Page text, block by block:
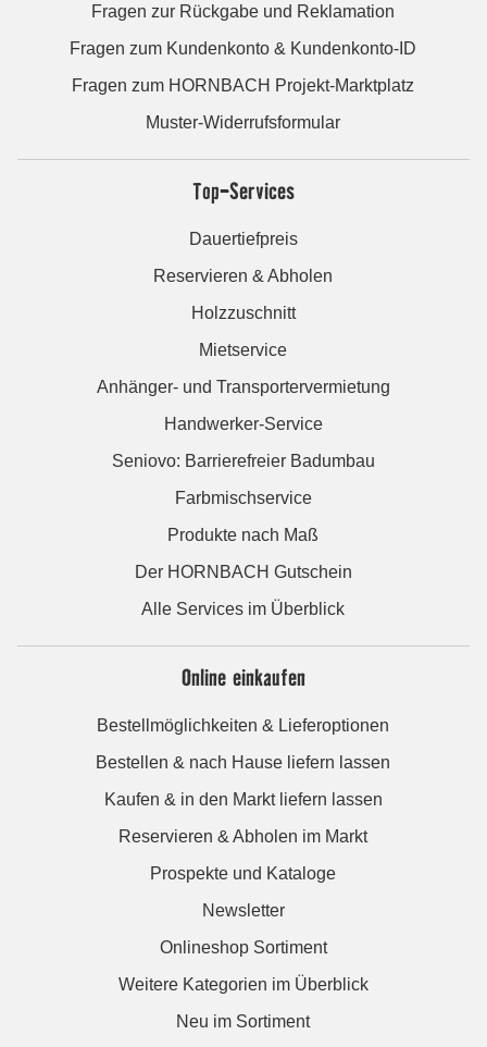
Fragen zur Rückgabe und Reklamation
Fragen zum Kundenkonto & Kundenkonto-ID
Fragen zum HORNBACH Projekt-Marktplatz
Muster-Widerrufsformular
Top-Services
Dauertiefpreis
Reservieren & Abholen
Holzzuschnitt
Mietservice
Anhänger- und Transportervermietung
Handwerker-Service
Seniovo: Barrierefreier Badumbau
Farbmischservice
Produkte nach Maß
Der HORNBACH Gutschein
Alle Services im Überblick
Online einkaufen
Bestellmöglichkeiten & Lieferoptionen
Bestellen & nach Hause liefern lassen
Kaufen & in den Markt liefern lassen
Reservieren & Abholen im Markt
Prospekte und Kataloge
Newsletter
Onlineshop Sortiment
Weitere Kategorien im Überblick
Neu im Sortiment